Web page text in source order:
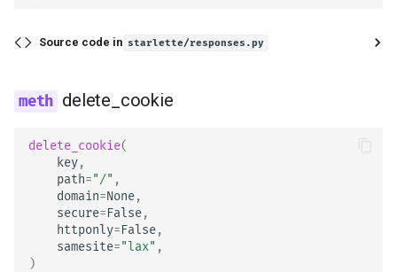
Source code in starlette/responses.py
delete_cookie
delete_cookie(
key,
path="/" ,
domain=None,
secure=False,
httponly=False,
samesite="lax" ,
)